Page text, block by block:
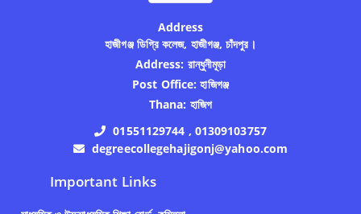
Address
হাজীগঞ্জ ডিগ্রি কলেজ, হাজীগঞ্জ, চাঁদপুর।
Address: রান্ধুনীমূড়া
Post Office: হাজিগঞ্জ
Thana: হাজিগ
01551129744 , 01309103757
degreecollegehajigonj@yahoo.com
Important Links